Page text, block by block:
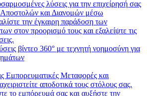
λύσεις για την επιχείρησή σας
Αποστολών και Διανομών μέσω
την έγκαιρη παράδοση των
στον προορισμό τους και εξαλείψτε τις
βίντεο 360° με τεχνητή νοημοσύνη για
Εμπορευματικές Μεταφορές και
αποδοτικά τους στόλους σας.
το εμπόρευμά σας και αυξήστε την